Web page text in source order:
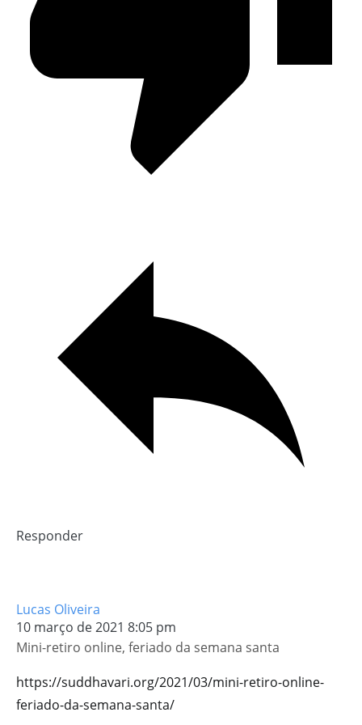
Responder
Lucas Oliveira
10 março de 2021 8:05 pm
Mini-retiro online, feriado da semana santa
https://suddhavari.org/2021/03/mini-retiro-online-
feriado-da-semana-santa/